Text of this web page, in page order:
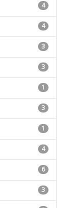
4
4
3
3
1
3
1
4
6
3